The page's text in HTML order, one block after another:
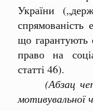
України
що гарантують
право на
статті 46).
(Абзац
мотивувальної